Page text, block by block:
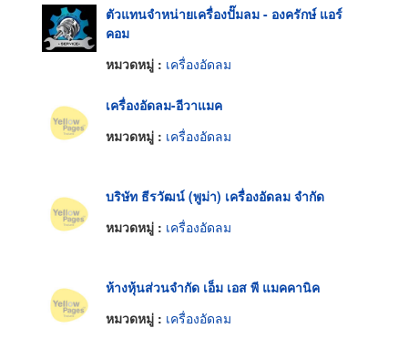
ตัวแทนจำหน่ายเครื่องปั๊มลม - องครักษ์ แอร์
คอม
หมวดหมู่ : เครื่องอัดลม
เครื่องอัดลม-อีวาแมค
หมวดหมู่ : เครื่องอัดลม
บริษัท ธีรวัฒน์ (พูม่า) เครื่องอัดลม จำกัด
หมวดหมู่ : เครื่องอัดลม
ห้างหุ้นส่วนจำกัด เอ็ม เอส พี แมคคานิค
หมวดหมู่ : เครื่องอัดลม